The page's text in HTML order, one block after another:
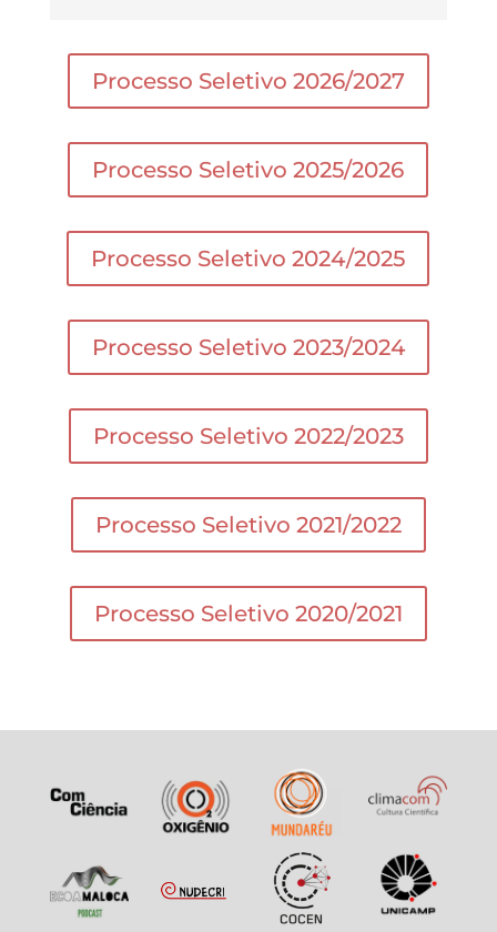
Processo Seletivo 2026/2027
Processo Seletivo 2025/2026
Processo Seletivo 2024/2025
Processo Seletivo 2023/2024
Processo Seletivo 2022/2023
Processo Seletivo 2021/2022
Processo Seletivo 2020/2021